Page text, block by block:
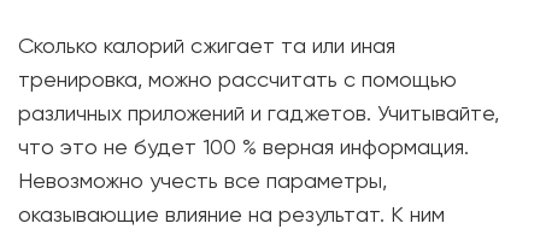
Сколько калорий сжигает та или иная
тренировка, можно рассчитать с помощью
различных приложений и гаджетов. Учитывайте,
что это не будет 100 % верная информация.
Невозможно учесть все параметры,
оказывающие влияние на результат. К ним